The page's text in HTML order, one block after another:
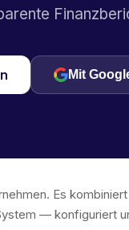
Mit
Es
— konfiguriert